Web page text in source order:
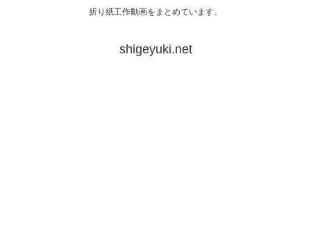
折り紙工作動画をまとめています。
shigeyuki.net